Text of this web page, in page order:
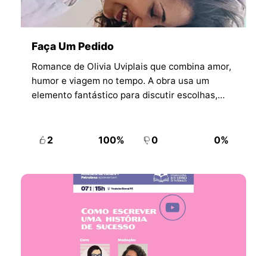
Faça Um Pedido
Romance de Olivia Uviplais que combina amor,
humor e viagem no tempo. A obra usa um
elemento fantástico para discutir escolhas,
2 100% 0 0%